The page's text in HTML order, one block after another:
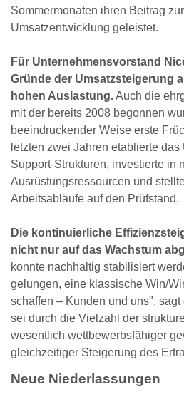
Sommermonaten ihren Beitrag
Umsatzentwicklung geleistet.
Für Unternehmensvorstand
Gründe der Umsatzsteigerung
hohen Auslastung.Auch die
mit der bereits 2008 begonnen
beeindruckender Weise erste
letzten zwei Jahren etablierte
Support-Strukturen, investierte in
Ausrüstungsressourcen und
Arbeitsabläufe auf den Prüfstand.
Die kontinuierliche
nicht nur auf das Wachstum
konnte nachhaltig stabilisiert
gelungen, eine klassische Win/
schaffen – Kunden und uns",
sei durch die Vielzahl der
wesentlich wettbewerbsfähiger
gleichzeitiger Steigerung des
Neue Niederlassungen